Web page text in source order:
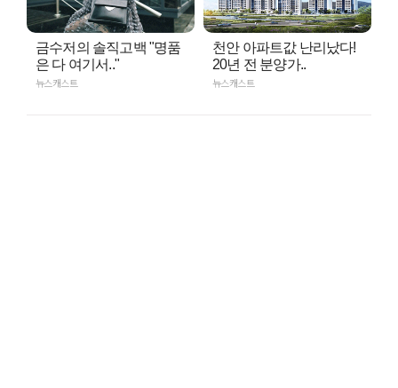
금수저의 솔직고백 "명품
은 다 여기서.."
뉴스캐스트
천안 아파트값 난리났다!
20년 전 분양가..
뉴스캐스트